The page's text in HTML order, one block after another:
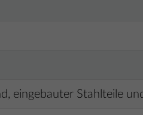
eingebauter Stahlteile